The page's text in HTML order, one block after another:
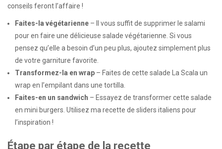
conseils feront l’affaire !
Faites-la végétarienne – Il vous suffit de supprimer le salami
pour en faire une délicieuse salade végétarienne. Si vous
pensez qu’elle a besoin d’un peu plus, ajoutez simplement plus
de votre garniture favorite.
Transformez-la en wrap – Faites de cette salade La Scala un
wrap en l’empilant dans une tortilla.
Faites-en un sandwich – Essayez de transformer cette salade
en mini burgers. Utilisez ma recette de sliders italiens pour
l’inspiration !
Étape par étape de la recette